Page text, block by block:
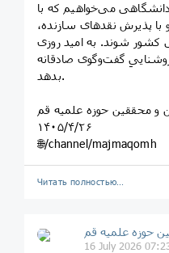
می‌خواهیم که با
با پذیرش نقدهای سازنده،
کشور شوند. به امید روزی
گفت‌وگوی صادقانه
بدهد.
محققین حوزه علمیه قم
۱۴۰۵/۴/۲۶
🌐/channel/majmaqomh
Читать полностью…
حوزه علمیه قم
16 July 2026